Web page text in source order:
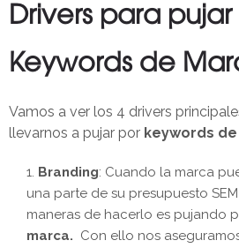
Drivers para
Keywords de
Vamos a ver los 4 drivers
llevarnos a pujar por keywords
Branding: Cuando la marca
una parte de su presupuesto
maneras de hacerlo es pujando
marca. Con ello nos